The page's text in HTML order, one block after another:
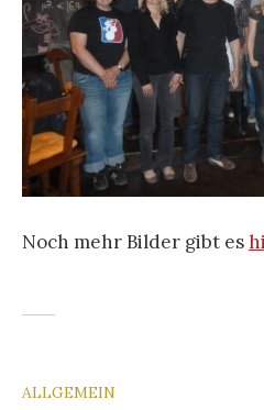
Noch mehr Bilder gibt es
ALLGEMEIN